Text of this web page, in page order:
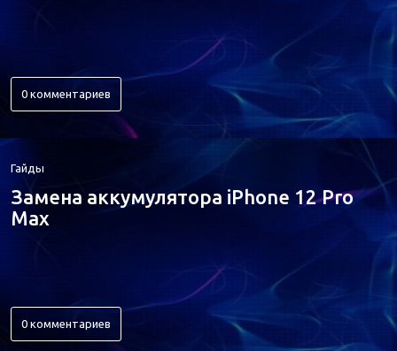
0 комментариев
Гайды
Замена аккумулятора iPhone 12 Pro
Max
0 комментариев